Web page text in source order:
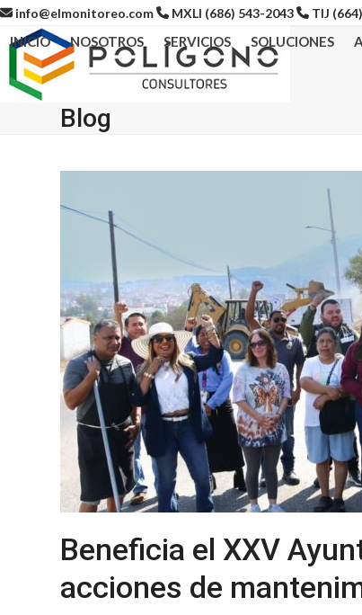
Skip
content
info@elmonitoreo.com MXLI (686) 543-2043 TIJ
INICIO NOSOTROS SERVICIOS SOLUCIONES
Blog
Beneficia el XXV
acciones de